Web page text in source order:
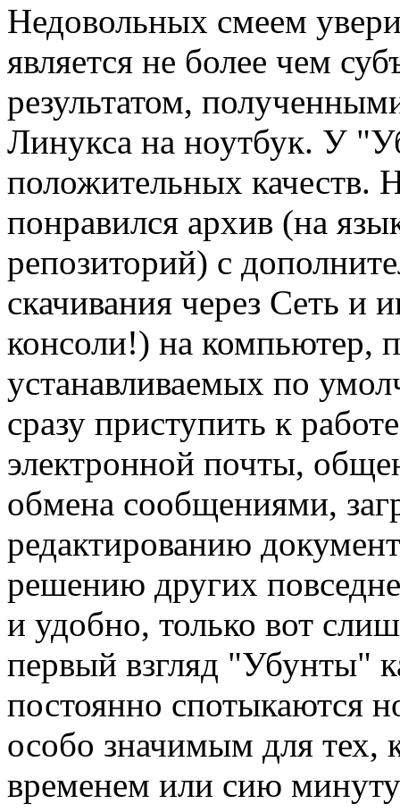
Недовольных смеем
является не более чем
результатом,
Линукса на ноутбук. У
положительных качеств.
понравился архив (на
репозиторий) с
скачивания через Сеть и
консоли!) на компьютер,
устанавливаемых по
сразу приступить к
электронной почты,
обмена сообщениями,
редактированию
решению других
и удобно, только вот
первый взгляд "Убунты"
постоянно спотыкаются
особо значимым для тех,
временем или сию